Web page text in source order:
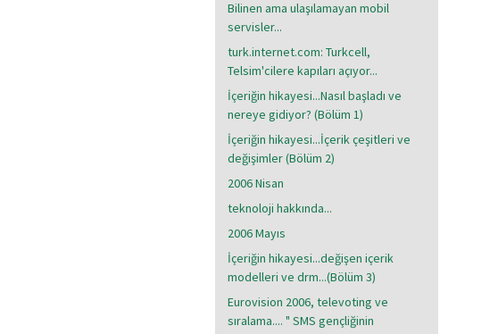
Bilinen ama ulaşılamayan mobil
servisler...
turk.internet.com: Turkcell,
Telsim'cilere kapıları açıyor...
İçeriğin hikayesi...Nasıl başladı ve
nereye gidiyor? (Bölüm 1)
İçeriğin hikayesi...İçerik çeşitleri ve
değişimler (Bölüm 2)
2006 Nisan
teknoloji hakkında...
2006 Mayıs
İçeriğin hikayesi...değişen içerik
modelleri ve drm...(Bölüm 3)
Eurovision 2006, televoting ve
sıralama.... " SMS gençliğinin